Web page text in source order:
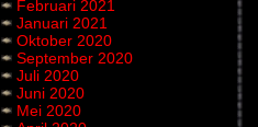
Februari 2021
Januari 2021
Oktober 2020
September 2020
Juli 2020
Juni 2020
Mei 2020